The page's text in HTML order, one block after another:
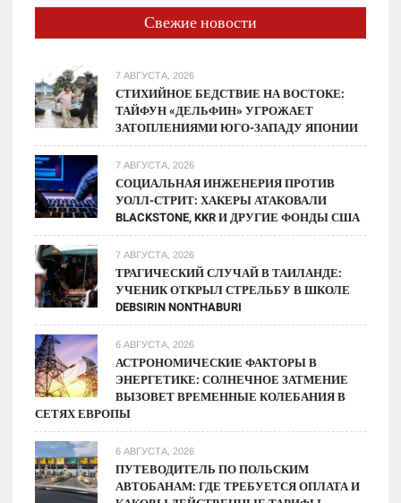
планет
—
только
иллюзия
Свежие новости
7 АВГУСТА, 2026
СТИХИЙНОЕ БЕДСТВИЕ НА ВОСТОКЕ:
ТАЙФУН «ДЕЛЬФИН» УГРОЖАЕТ
ЗАТОПЛЕНИЯМИ ЮГО-ЗАПАДУ ЯПОНИИ
7 АВГУСТА, 2026
СОЦИАЛЬНАЯ ИНЖЕНЕРИЯ ПРОТИВ
УОЛЛ-СТРИТ: ХАКЕРЫ АТАКОВАЛИ
BLACKSTONE, KKR И ДРУГИЕ ФОНДЫ США
7 АВГУСТА, 2026
ТРАГИЧЕСКИЙ СЛУЧАЙ В ТАИЛАНДЕ:
УЧЕНИК ОТКРЫЛ СТРЕЛЬБУ В ШКОЛЕ
DEBSIRIN NONTHABURI
6 АВГУСТА, 2026
АСТРОНОМИЧЕСКИЕ ФАКТОРЫ В
ЭНЕРГЕТИКЕ: СОЛНЕЧНОЕ ЗАТМЕНИЕ
ВЫЗОВЕТ ВРЕМЕННЫЕ КОЛЕБАНИЯ В
СЕТЯХ ЕВРОПЫ
6 АВГУСТА, 2026
ПУТЕВОДИТЕЛЬ ПО ПОЛЬСКИМ
АВТОБАНАМ: ГДЕ ТРЕБУЕТСЯ ОПЛАТА И